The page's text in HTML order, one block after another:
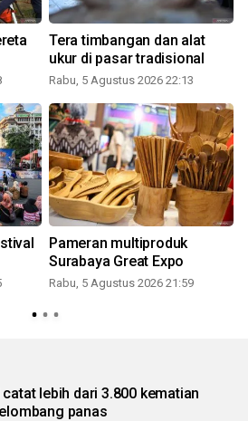
Tera timbangan dan alat
ukur di pasar tradisional
Rabu, 5 Agustus 2026 22:13
Pameran multiproduk
Surabaya Great Expo
Rabu, 5 Agustus 2026 21:59
lebih dari 3.800 kematian
panas